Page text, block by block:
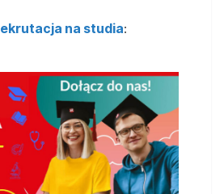
na studia: